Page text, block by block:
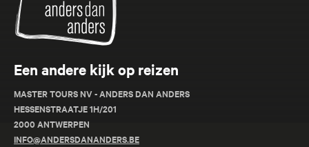
Een andere kijk op reizen
MASTER TOURS NV - ANDERS DAN ANDERS
HESSENSTRAATJE 1H/201
2000 ANTWERPEN
INFO@ANDERSDANANDERS.BE